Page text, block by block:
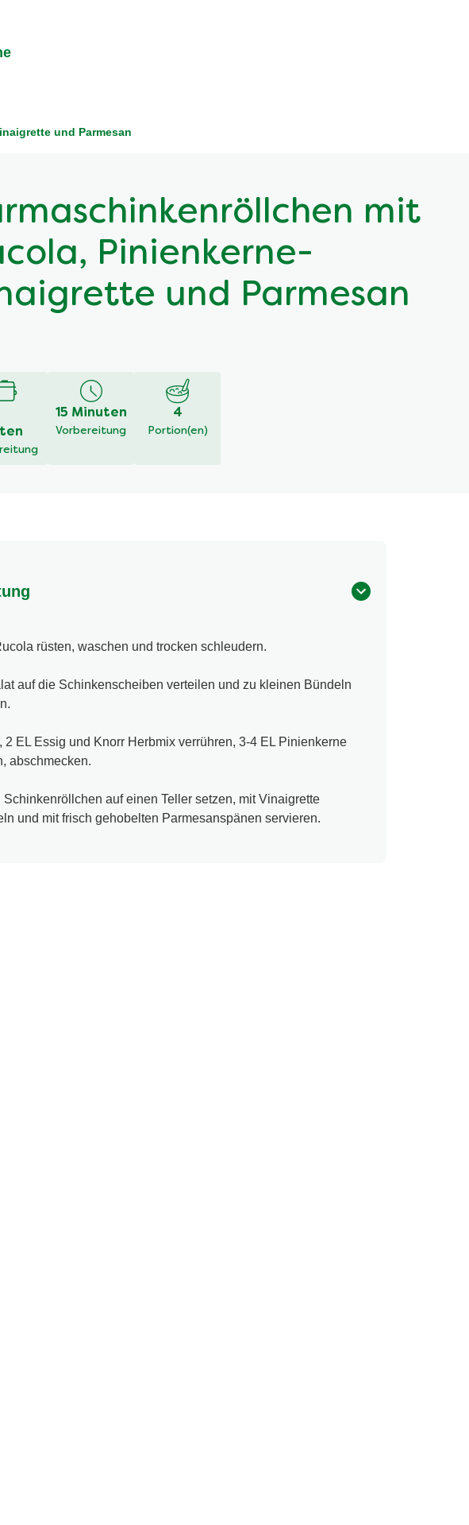
und Parmesan
mit
Pinienkerne-
und Parmesan
15 Minuten
Vorbereitung
4
Portion(en)
rüsten, waschen und trocken schleudern.
auf die Schinkenscheiben verteilen und zu kleinen Bündeln
2 EL Essig und Knorr Herbmix verrühren, 3-4 EL Pinienkerne
abschmecken.
Schinkenröllchen auf einen Teller setzen, mit Vinaigrette
und mit frisch gehobelten Parmesanspänen servieren.